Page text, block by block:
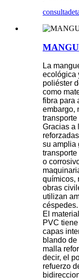
consulta
La
ecológica
poliéster
como
fibra para
embargo,
Gracias a
su amplia
o
químicos,
obras
utilizan
céspedes.
El
PVC
capas
blando
malla
decir, el
refuerzo